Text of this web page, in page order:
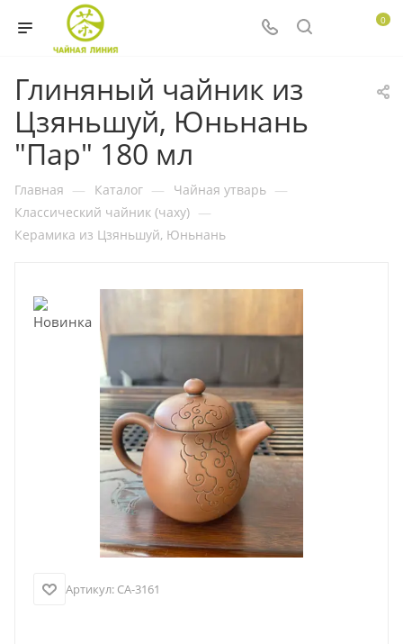
0
Глиняный чайник из
Цзяньшуй, Юньнань
"Пар" 180 мл
Главная — Каталог — Чайная утварь —
Классический чайник (чаху) —
Керамика из Цзяньшуй, Юньнань
Артикул: CA-3161